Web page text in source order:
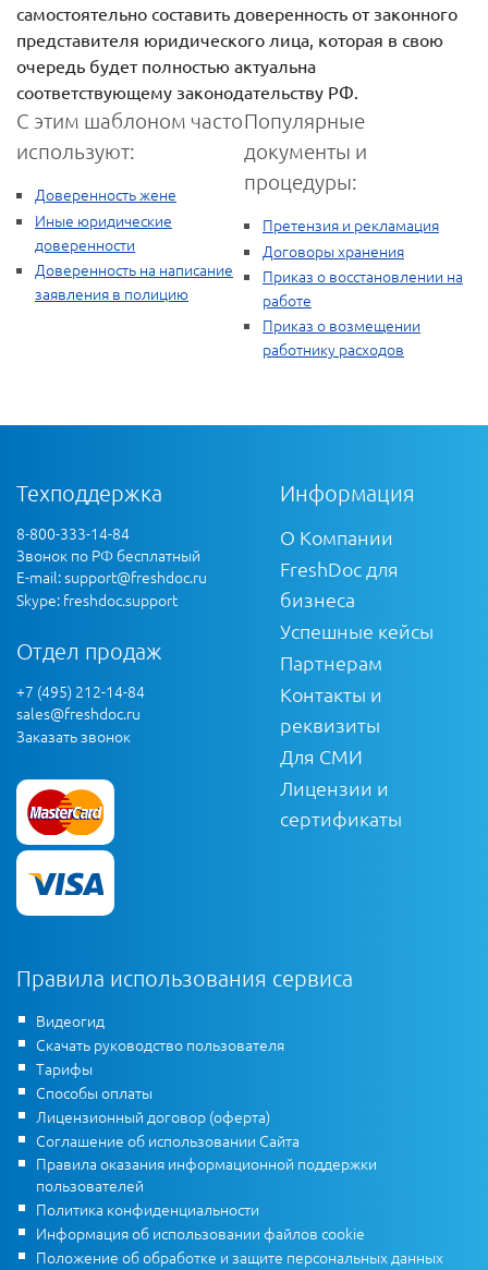
самостоятельно составить доверенность от законного
представителя юридического лица, которая в свою
очередь будет полностью актуальна
соответствующему законодательству РФ.
С этим шаблоном часто
используют:
Доверенность жене
Иные юридические
доверенности
Доверенность на написание
заявления в полицию
Популярные
документы и
процедуры:
Претензия и рекламация
Договоры хранения
Приказ о восстановлении на
работе
Приказ о возмещении
работнику расходов
Техподдержка
8-800-333-14-84
Звонок по РФ бесплатный
E-mail:support@freshdoc.ru
Skype: freshdoc.support
Отдел продаж
+7 (495) 212-14-84
sales@freshdoc.ru
Заказать звонок
Информация
О Компании
FreshDoc для
бизнеса
Успешные кейсы
Партнерам
Контакты и
реквизиты
Для СМИ
Лицензии и
сертификаты
Правила использования сервиса
Видеогид
Скачать руководство пользователя
Тарифы
Способы оплаты
Лицензионный договор (оферта)
Соглашение об использовании Сайта
Правила оказания информационной поддержки
пользователей
Политика конфиденциальности
Информация об использовании файлов cookie
Положение об обработке и защите персональных данных